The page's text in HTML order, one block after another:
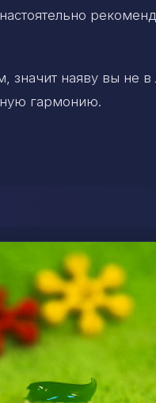
значит наяву вы не
гармонию.